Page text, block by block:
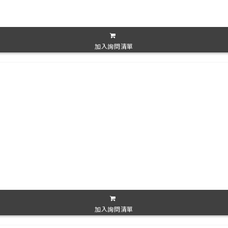
加入詢問清單
加入詢問清單